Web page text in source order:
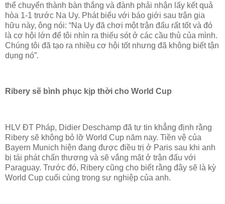
thể chuyển thành bàn thắng và đành phải nhận lấy kết quả
hòa 1-1 trước Na Uy. Phát biểu với báo giới sau trận gia
hữu này, ông nói: “Na Uy đã chơi một trận đấu rất tốt và đó
là cơ hội lớn để tôi nhìn ra thiếu sót ở các cầu thủ của mình.
Chúng tôi đã tạo ra nhiều cơ hội tốt nhưng đã không biết tận
dụng nó”.
Ribery sẽ bình phục kịp thời cho World Cup
HLV ĐT Pháp, Didier Deschamp đã tự tin khẳng định rằng
Ribery sẽ không bỏ lỡ World Cup năm nay. Tiền vệ của
Bayern Munich hiện đang được điều trị ở Paris sau khi anh
bị tái phát chấn thương và sẽ vắng mặt ở trận đấu với
Paraguay. Trước đó, Ribery cũng cho biết rằng đây sẽ là kỳ
World Cup cuối cùng trong sự nghiệp của anh.